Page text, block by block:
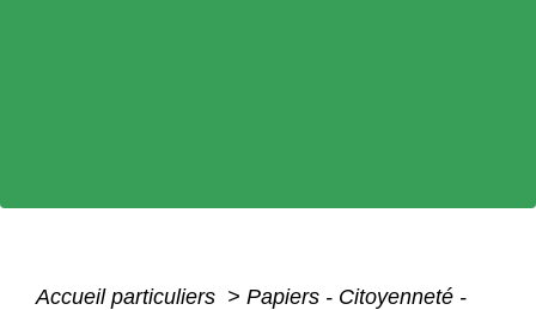
Accueil particuliers > Papiers - Citoyenneté -